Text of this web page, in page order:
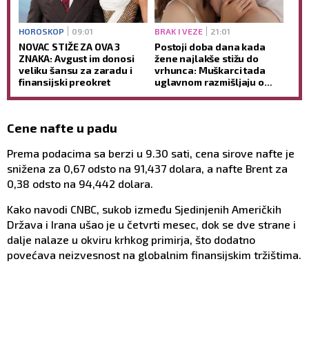
HOROSKOP 09:01
NOVAC STIŽE ZA OVA 3
ZNAKA: Avgust im donosi
veliku šansu za zaradu i
finansijski preokret
BRAK I VEZE 21:01
Postoji doba dana kada
žene najlakše stižu do
vrhunca: Muškarci tada
uglavnom razmišljaju o
Cene nafte u padu
Prema podacima sa berzi u 9.30 sati, cena sirove nafte je
snižena za 0,67 odsto na 91,437 dolara, a nafte Brent za
0,38 odsto na 94,442 dolara.
Kako navodi CNBC, sukob između Sjedinjenih Američkih
Država i Irana ušao je u četvrti mesec, dok se dve strane i
dalje nalaze u okviru krhkog primirja, što dodatno
povećava neizvesnost na globalnim finansijskim tržištima.